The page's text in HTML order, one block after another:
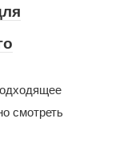
смотреть